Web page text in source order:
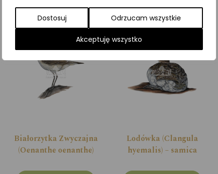
Dostosuj Odrzucam wszystkie
Akceptuję wszystko
Podobne produkty
Białorzytka Zwyczajna
(Oenanthe oenanthe)
Lodówka (Clangula
hyemalis) – samica